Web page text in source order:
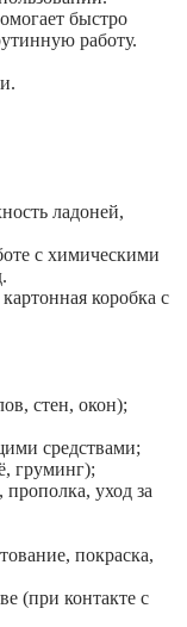
быстро
работу.
ладоней,
с химическими
коробка с
стен, окон);
средствами;
груминг);
прополка, уход за
покраска,
(при контакте с